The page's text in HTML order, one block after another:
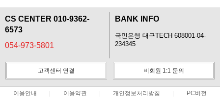
CS CENTER 010-9362-
6573
054-973-5801
BANK INFO
국민은행 대구TECH 608001-04-
234345
고객센터 연결 비회원 1:1 문의
이용안내 이용약관 개인정보처리방침 PC버전